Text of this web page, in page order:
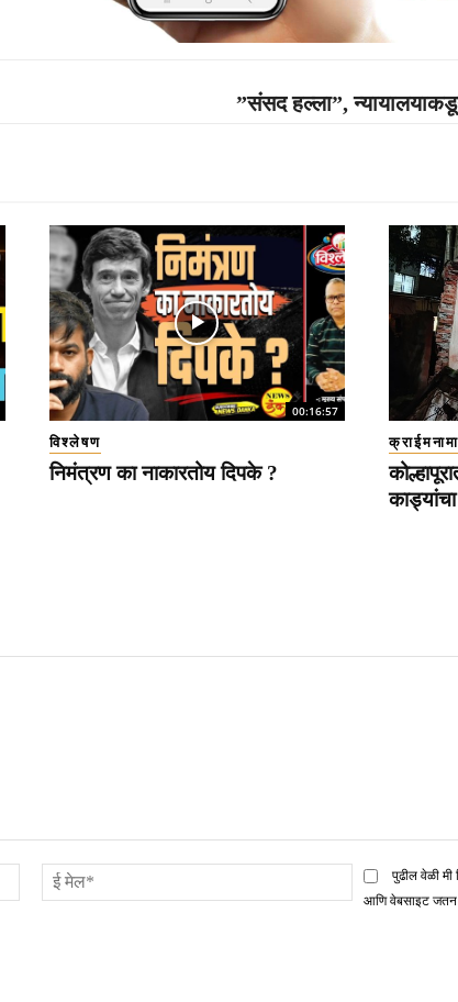
”संसद हल्ला”,
00:16:57
विश्लेषण
निमंत्रण का नाकारतोय दिपके ?
क्राईमनामा
नाव*
मेल*
पुढील वेळी मी
आणि वेबसाइट जतन